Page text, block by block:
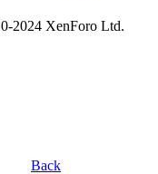
2024 XenForo Ltd.
Back